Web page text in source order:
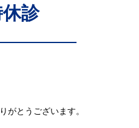
診
がとうございます。